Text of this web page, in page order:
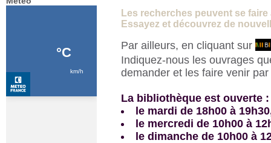
Les recherches peuvent se
Essayez et découvrez de
Par ailleurs, en cliquant sur
Indiquez-nous les ouvrages
demander et les faire venir
La bibliothèque est ouverte :
le mardi de 18h00 à
le mercredi de 10h00 à
le dimanche de 10h00 à